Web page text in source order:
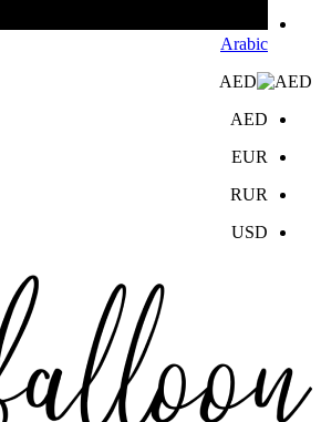
Arabic
AED
AED
EUR
RUR
USD